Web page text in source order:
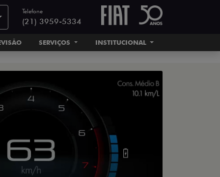
Telefone
(21) 3959-5334
SERVIÇOS INSTITUCIONAL